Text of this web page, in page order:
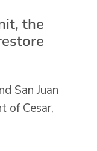
the
San Juan
of Cesar,